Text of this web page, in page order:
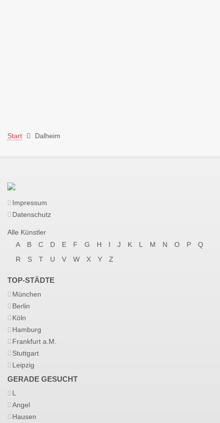
Start Dalheim
Impressum
Datenschutz
Alle Künstler
A
B C D E F G H I J K L M N O P
Q
R
S T U V W X Y Z
TOP-STÄDTE
München
Berlin
Köln
Hamburg
Frankfurt a.M.
Stuttgart
Leipzig
GERADE GESUCHT
L
Angel
Hausen